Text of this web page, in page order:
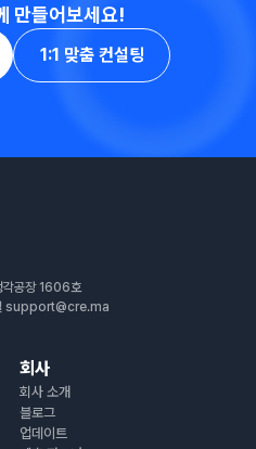
만들어보세요!
1:1 맞춤 컨설팅
각공장 1606호
support@cre.ma
회사
회사 소개
블로그
업데이트